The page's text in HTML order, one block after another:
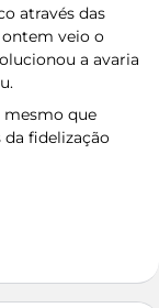
através das
ontem veio o
a avaria
mesmo que
fidelização